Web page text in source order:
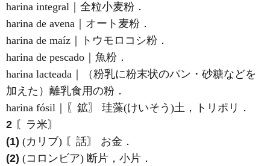
harina integral｜全粒小麦粉．
harina de avena｜オート麦粉．
harina de maíz｜トウモロコシ粉．
harina de pescado｜魚粉．
harina lacteada｜（粉乳に粉末状のパン・砂糖などを
加えた）離乳食用の粉．
harina fósil｜〖鉱〗 珪藻(けいそう)土，トリポリ．
2 〘ラ米〙
(1) (カリブ) 〘話〙 お金．
(2) (コロンビア) 断片，小片．